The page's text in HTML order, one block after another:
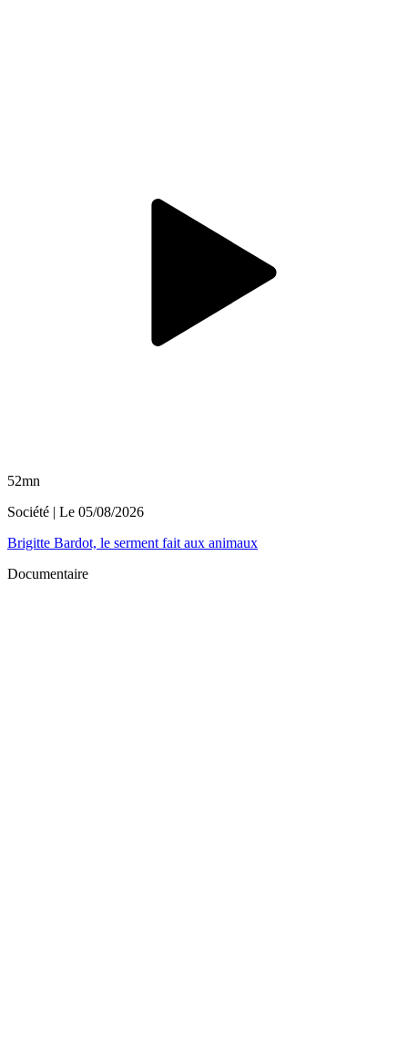
52mn
Société | Le 05/08/2026
Brigitte Bardot, le serment fait aux animaux
Documentaire